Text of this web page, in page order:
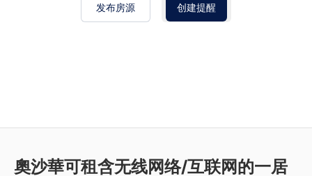
发布房源 创建提醒
奧沙華可租含无线网络/互联网的一居